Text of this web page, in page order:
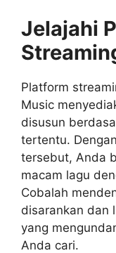
Jelajahi
Platform
Music
disusun
tertentu.
tersebut, Anda
macam lagu
Cobalah
disarankan dan
yang
Anda cari.